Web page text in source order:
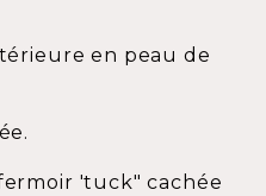
en peau de
'tuck" cachée